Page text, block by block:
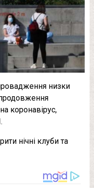
низки
коронавірус,
нічні клуби та